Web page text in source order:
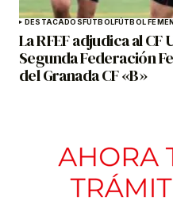
DESTACADOSFÚTBOLFÚTBOL
La RFEF adjudica al
Segunda Federación
del Granada CF «B»